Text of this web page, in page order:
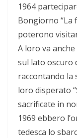
1964
Bongiorno “La
poterono
A loro va
sul lato oscuro
raccontando la
loro disperato
sacrificate in
1969 ebbero
tedesca lo